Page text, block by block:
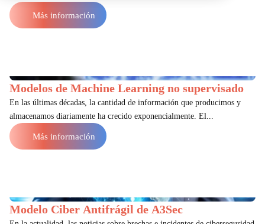
Más información
Modelos de Machine Learning no supervisado
En las últimas décadas, la cantidad de información que producimos y
almacenamos diariamente ha crecido exponencialmente. El...
Más información
Modelo Ciber Antifrágil de A3Sec